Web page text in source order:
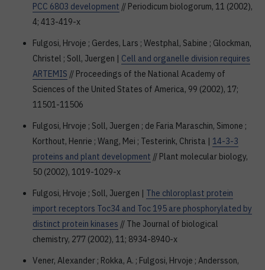
PCC 6803 development // Periodicum biologorum, 11 (2002),
4; 413-419-x
Fulgosi, Hrvoje ; Gerdes, Lars ; Westphal, Sabine ; Glockman,
Christel ; Soll, Juergen | Cell and organelle division requires
ARTEMIS // Proceedings of the National Academy of
Sciences of the United States of America, 99 (2002), 17;
11501-11506
Fulgosi, Hrvoje ; Soll, Juergen ; de Faria Maraschin, Simone ;
Korthout, Henrie ; Wang, Mei ; Testerink, Christa | 14-3-3
proteins and plant development // Plant molecular biology,
50 (2002), 1019-1029-x
Fulgosi, Hrvoje ; Soll, Juergen | The chloroplast protein
import receptors Toc34 and Toc 195 are phosphorylated by
distinct protein kinases // The Journal of biological
chemistry, 277 (2002), 11; 8934-8940-x
Vener, Alexander ; Rokka, A. ; Fulgosi, Hrvoje ; Andersson,